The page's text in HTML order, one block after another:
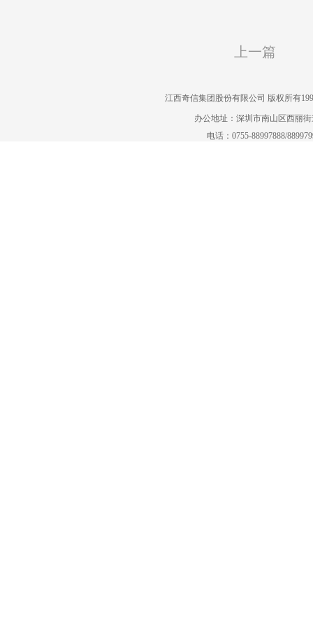
上一篇
江西奇信集团股份有限公司 版权所有
办公地址：深圳市南山区西丽
电话：0755-88997888/